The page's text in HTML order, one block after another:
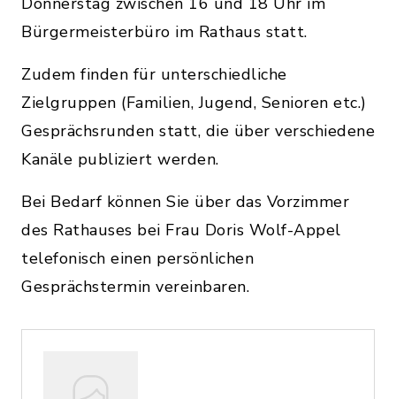
Bürgermeisterbüro im Rathaus statt.
Zudem finden für unterschiedliche
Zielgruppen (Familien, Jugend, Senioren etc.)
Gesprächsrunden statt, die über verschiedene
Kanäle publiziert werden.
Bei Bedarf können Sie über das Vorzimmer
des Rathauses bei Frau Doris Wolf-Appel
telefonisch einen persönlichen
Gesprächstermin vereinbaren.